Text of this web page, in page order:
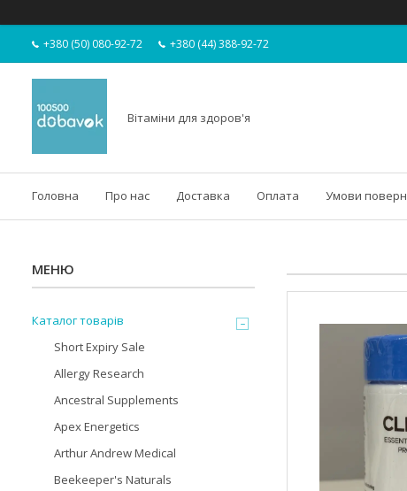
+380 (50) 080-92-72 +380 (44) 388-92-72
Вітаміни для здоров'я
Головна Про нас Доставка Оплата Умови
Каталог товарів
Short Expiry Sale
Allergy Research
Ancestral Supplements
Apex Energetics
Arthur Andrew Medical
Beekeeper's Naturals